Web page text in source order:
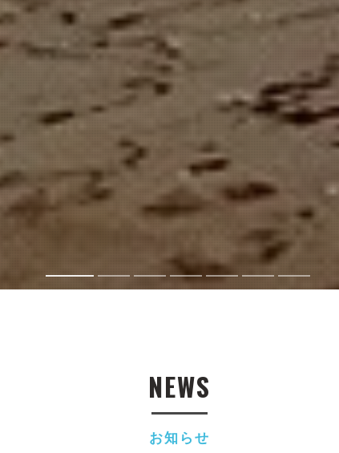
お知らせ
NEWS